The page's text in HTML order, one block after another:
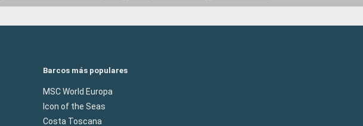
Barcos más populares
MSC World Europa
Icon of the Seas
Costa Toscana